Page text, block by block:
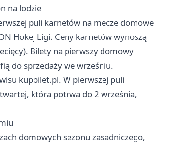
na lodzie
puli karnetów na mecze domowe
Hokej Ligi. Ceny karnetów wynoszą
Bilety na pierwszy domowy
do sprzedaży we wrześniu.
kupbilet.pl. W pierwszej puli
która potrwa do 2 września,
domowych sezonu zasadniczego,